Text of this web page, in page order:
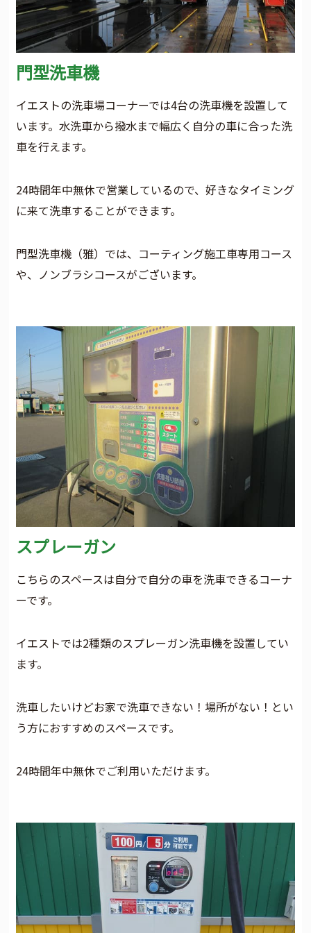
門型洗車機
イエストの洗車場コーナーでは4台の洗車機を設置して
います。水洗車から撥水まで幅広く自分の車に合った洗
車を行えます。
24時間年中無休で営業しているので、好きなタイミング
に来て洗車することができます。
門型洗車機（雅）では、コーティング施工車専用コース
や、ノンブラシコースがございます。
スプレーガン
こちらのスペースは自分で自分の車を洗車できるコーナ
ーです。
イエストでは2種類のスプレーガン洗車機を設置してい
ます。
洗車したいけどお家で洗車できない！場所がない！とい
う方におすすめのスペースです。
24時間年中無休でご利用いただけます。